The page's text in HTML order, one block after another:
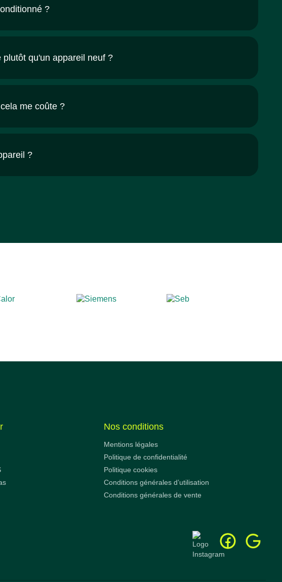
?
qu'un appareil neuf ?
me coûte ?
?
Nos conditions
Mentions légales
Politique de confidentialité
Politique cookies
Conditions générales d’utilisation
Conditions générales de vente